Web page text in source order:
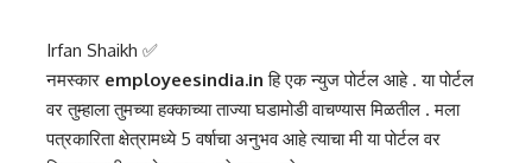
Irfan Shaikh ✅
नमस्कार employeesindia.in हि एक न्युज पोर्टल आहे . या पोर्टल
वर तुम्हाला तुमच्या हक्काच्या ताज्या घडामोडी वाचण्यास मिळतील . मला
पत्रकारिता क्षेत्रामध्ये 5 वर्षाचा अनुभव आहे त्याचा मी या पोर्टल वर